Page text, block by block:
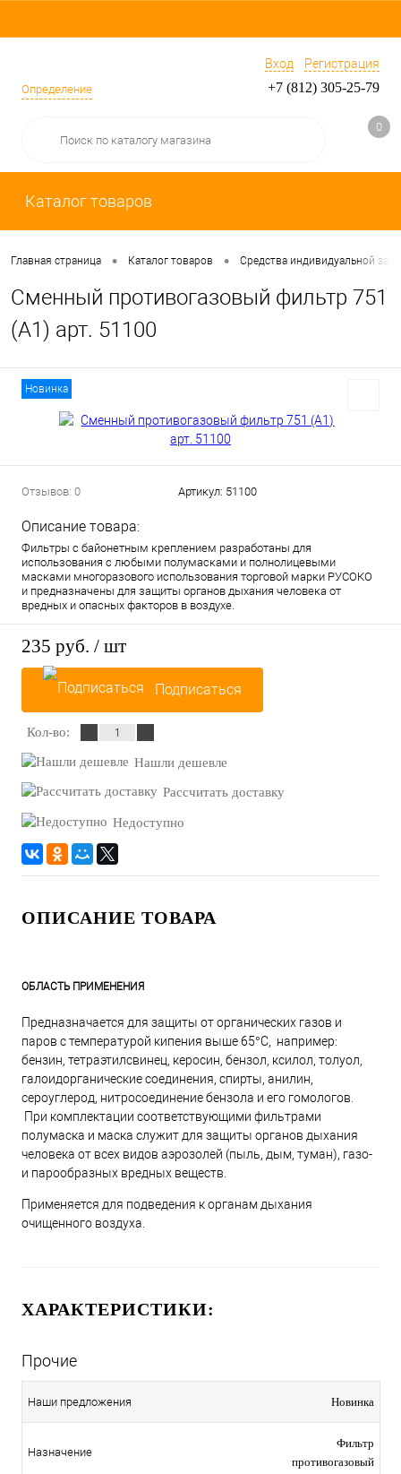
Определение
Вход Регистрация
+7 (812) 305-25-79
0
Каталог товаров
Главная страница • Каталог товаров • Средства индивидуальной
Сменный противогазовый фильтр 751
(А1) арт. 51100
Новинка
Отзывов: 0 Артикул: 51100
Описание товара:
Фильтры с байонетным креплением разработаны для
использования с любыми полумасками и полнолицевыми
масками многоразового использования торговой марки РУСОКО
и предназначены для защиты органов дыхания человека от
вредных и опасных факторов в воздухе.
235 руб. / шт
Подписаться
Кол-во:
Нашли дешевле
Рассчитать доставку
Недоступно
ОПИСАНИЕ ТОВАРА
ОБЛАСТЬ ПРИМЕНЕНИЯ
Предназначается для защиты от органических газов и
паров с температурой кипения выше 65°C, например:
бензин, тетраэтилсвинец, керосин, бензол, ксилол, толуол,
галоидорганические соединения, спирты, анилин,
сероуглерод, нитросоединение бензола и его гомологов.
При комплектации соответствующими фильтрами
полумаска и маска служит для защиты органов дыхания
человека от всех видов аэрозолей (пыль, дым, туман), газо-
и парообразных вредных веществ.
Применяется для подведения к органам дыхания
очищенного воздуха.
ХАРАКТЕРИСТИКИ:
Прочие
Наши предложения Новинка
Назначение
Фильтр
противогазовый